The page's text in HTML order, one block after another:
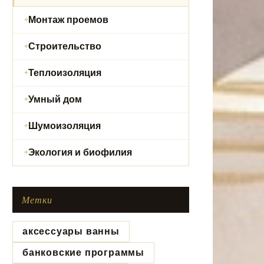
Монтаж проемов
Строительство
Теплоизоляция
Умный дом
Шумоизоляция
Экология и биофилия
Метки
аксессуары ванны
банковские программы